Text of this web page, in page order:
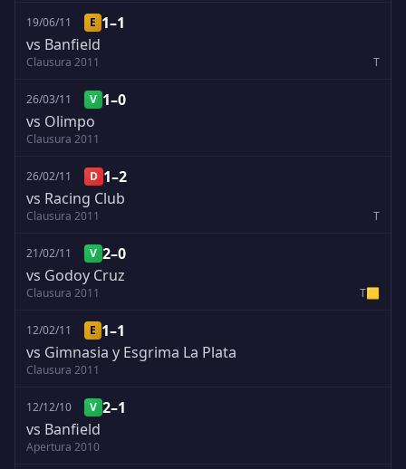
19/06/11 E 1–1
vs Banfield
Clausura 2011 T
26/03/11 V 1–0
vs Olimpo
Clausura 2011
26/02/11 D 1–2
vs Racing Club
Clausura 2011 T
21/02/11 V 2–0
vs Godoy Cruz
Clausura 2011 T🟨
12/02/11 E 1–1
vs Gimnasia y Esgrima La Plata
Clausura 2011
12/12/10 V 2–1
vs Banfield
Apertura 2010